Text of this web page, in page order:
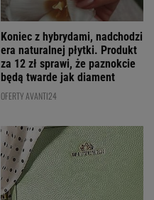
Koniec z hybrydami, nadchodzi
era naturalnej płytki. Produkt
za 12 zł sprawi, że paznokcie
będą twarde jak diament
OFERTY AVANTI24